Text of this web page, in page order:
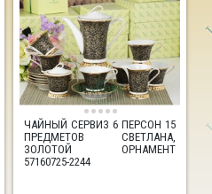
ЧАЙНЫЙ СЕРВИЗ 6 ПЕРСОН 15
ПРЕДМЕТОВ СВЕТЛАНА,
ЗОЛОТОЙ ОРНАМЕНТ
57160725-2244